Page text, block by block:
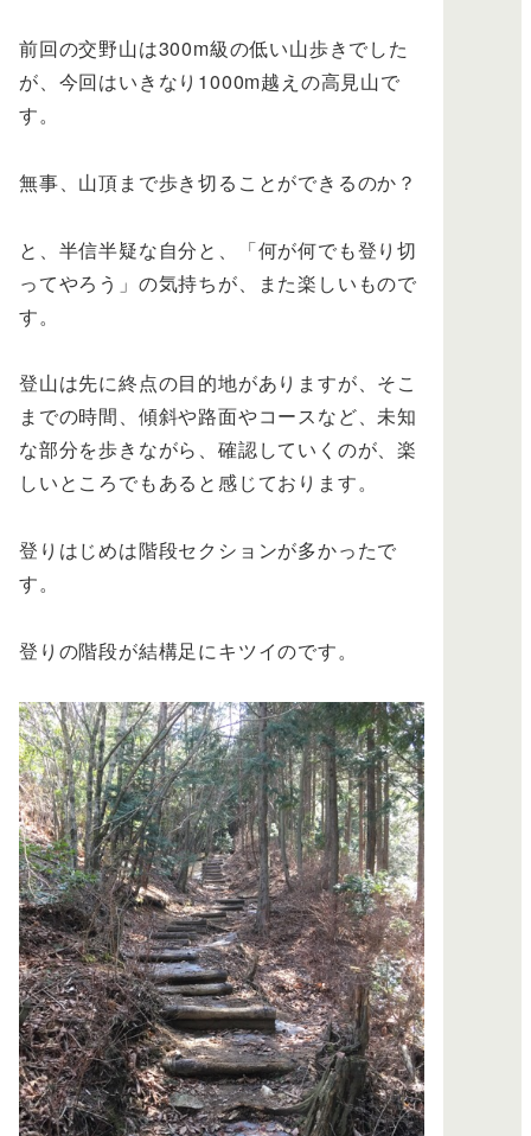
前回の交野山は300m級の低い山歩きでした
が、今回はいきなり1000m越えの高見山で
す。
無事、山頂まで歩き切ることができるのか？
と、半信半疑な自分と、「何が何でも登り切
ってやろう」の気持ちが、また楽しいもので
す。
登山は先に終点の目的地がありますが、そこ
までの時間、傾斜や路面やコースなど、未知
な部分を歩きながら、確認していくのが、楽
しいところでもあると感じております。
登りはじめは階段セクションが多かったで
す。
登りの階段が結構足にキツイのです。